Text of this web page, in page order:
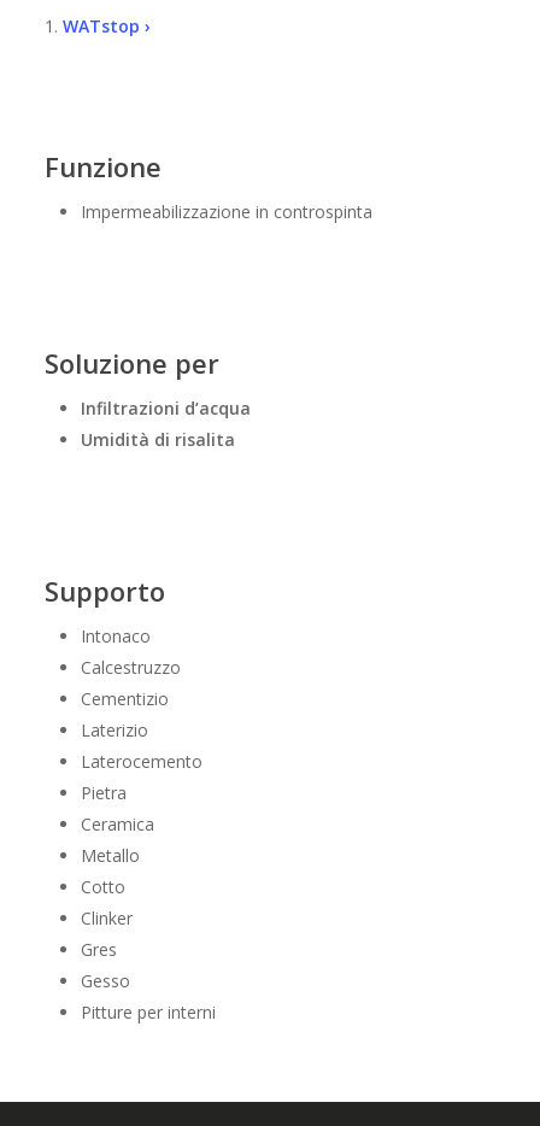
1. WATstop ›
Funzione
Impermeabilizzazione in controspinta
Soluzione per
Infiltrazioni d’acqua
Umidità di risalita
Supporto
Intonaco
Calcestruzzo
Cementizio
Laterizio
Laterocemento
Pietra
Ceramica
Metallo
Cotto
Clinker
Gres
Gesso
Pitture per interni